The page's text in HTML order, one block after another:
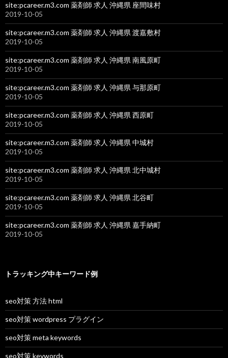
site:pcareer.m3.com 薬剤師 求人 沖縄県 座間味村
2019-10-05
site:pcareer.m3.com 薬剤師 求人 沖縄県 渡嘉敷村
2019-10-05
site:pcareer.m3.com 薬剤師 求人 沖縄県 南風原町
2019-10-05
site:pcareer.m3.com 薬剤師 求人 沖縄県 与那原町
2019-10-05
site:pcareer.m3.com 薬剤師 求人 沖縄県 西原町
2019-10-05
site:pcareer.m3.com 薬剤師 求人 沖縄県 中城村
2019-10-05
site:pcareer.m3.com 薬剤師 求人 沖縄県 北中城村
2019-10-05
site:pcareer.m3.com 薬剤師 求人 沖縄県 北谷町
2019-10-05
site:pcareer.m3.com 薬剤師 求人 沖縄県 嘉手納町
2019-10-05
トラッキング中キーワード例
seo対策 方法 html
seo対策 wordpress プラグイン
seo対策 meta keywords
seo対策 keywords